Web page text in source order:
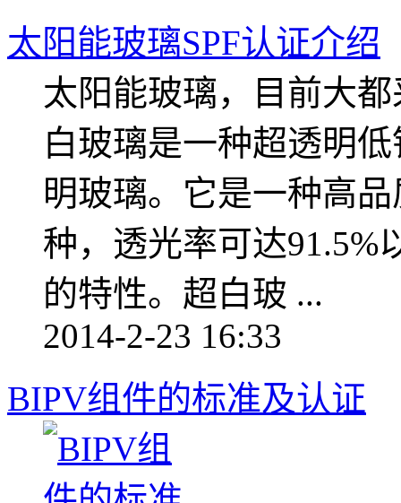
太阳能玻璃SPF认证介绍
太阳能玻璃，目前大
白玻璃是一种超透明
明玻璃。它是一种高
种，透光率可达91.5%
的特性。超白玻 ...
2014-2-23 16:33
BIPV组件的标准及认证